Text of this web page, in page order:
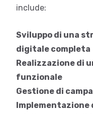
include:
Sviluppo di una
digitale completa
Realizzazione di
funzionale
Gestione di
Implementazione